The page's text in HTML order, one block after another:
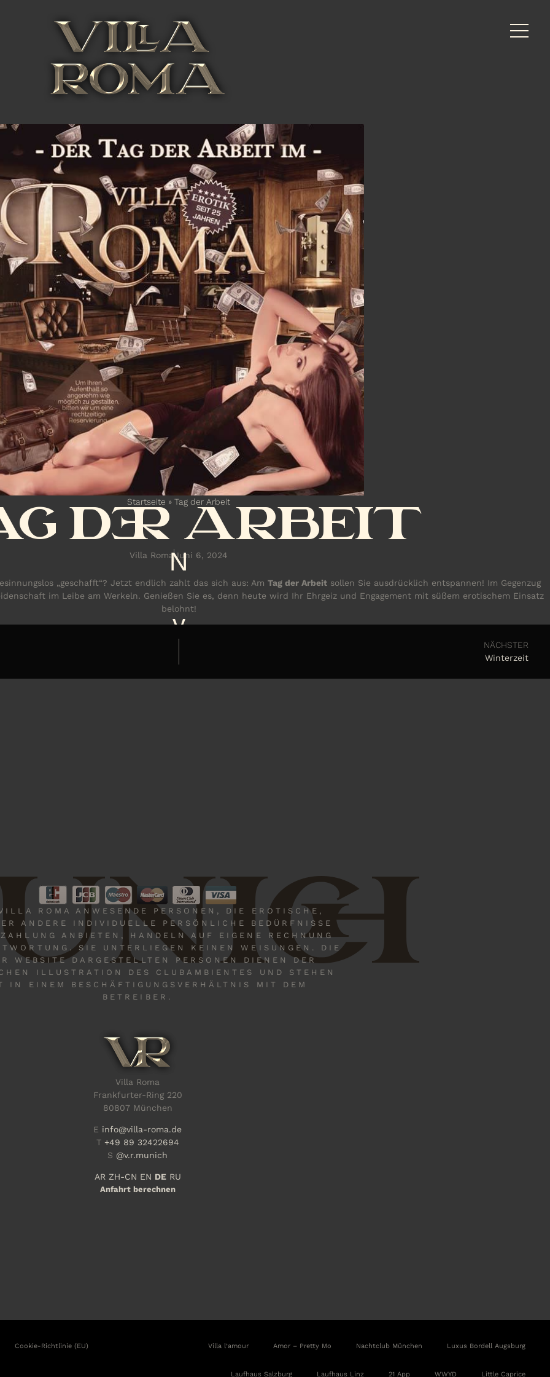
Startseite »Tag der Arbeit
DER ARBEIT
Villa RomaJuni 6, 2024
N
„geschafft“? Jetzt endlich zahlt das sich aus: Am Tag der Arbeitsollen Sie ausdrücklich entspannen! Im Gegenzug
im Leibe am Werkeln. Genießen Sie es, denn heute wird Ihr Ehrgeiz und Engagement mit süßem erotischem Einsatz
belohnt!
y
NÄCHSTER
Winterzeit
ROMA ANWESENDE PERSONEN, DIE EROTISCHE,
ANDERE INDIVIDUELLE PERSÖNLICHE BEDÜRFNISSE
ANBIETEN, HANDELN AUF EIGENE RECHNUNG
SIE UNTERLIEGEN KEINEN WEISUNGEN. DIE
WEBSITE DARGESTELLTEN PERSONEN DIENEN DER
ILLUSTRATION DES CLUBAMBIENTES UND STEHEN
IN EINEM BESCHÄFTIGUNGSVERHÄLTNIS MIT DEM
BETREIBER.
Villa Roma
Frankfurter-Ring 220
80807 München
E info@villa-roma.de
T +49 89 32422694
S @v.r.munich
AR ZH-CN EN DE RU
Anfahrt berechnen
Cookie-Richtlinie (EU) Villa l’amour Amor – Pretty Mo Nachtclub München Luxus Bordell Augsburg
Laufhaus Salzburg Laufhaus Linz 21 App WWYD Little Caprice